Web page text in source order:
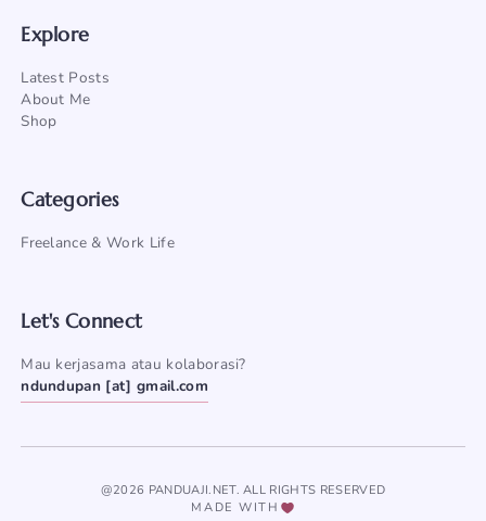
Explore
Latest Posts
About Me
Shop
Categories
Freelance & Work Life
Let's Connect
Mau kerjasama atau kolaborasi?
ndundupan [at] gmail.com
@2026 PANDUAJI.NET. ALL RIGHTS RESERVED
MADE WITH